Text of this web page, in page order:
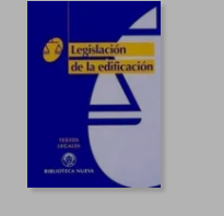
40%